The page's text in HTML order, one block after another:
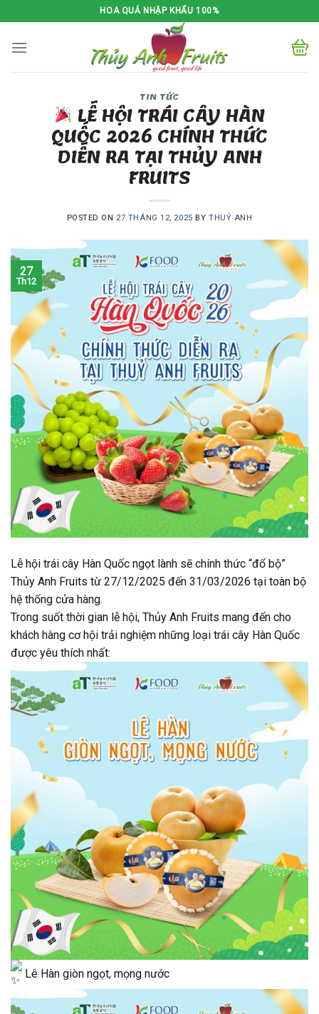
to
content
HOA QUẢ NHẬP KHẨU 100%
TIN TỨC
LỄ HỘI TRÁI CÂY HÀN
QUỐC 2026 CHÍNH THỨC
DIỄN RA TẠI THỦY ANH
FRUITS
POSTED ON 27 THÁNG 12, 2025 BY THUỶ ANH
27
Th12
Lễ hội trái cây Hàn Quốc ngọt lành sẽ chính thức “đổ bộ”
Thủy Anh Fruits từ 27/12/2025 đến 31/03/2026 tại toàn bộ
hệ thống cửa hàng.
Trong suốt thời gian lễ hội, Thủy Anh Fruits mang đến cho
khách hàng cơ hội trải nghiệm những loại trái cây Hàn Quốc
được yêu thích nhất:
Lê Hàn giòn ngọt, mọng nước